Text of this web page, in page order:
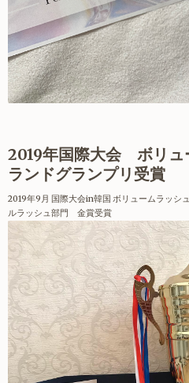
2019年国際大会 ボリ
ランドグランプリ受賞
2019年9月 国際大会in韓国 ボリュームラッ
ルラッシュ部門 金賞受賞